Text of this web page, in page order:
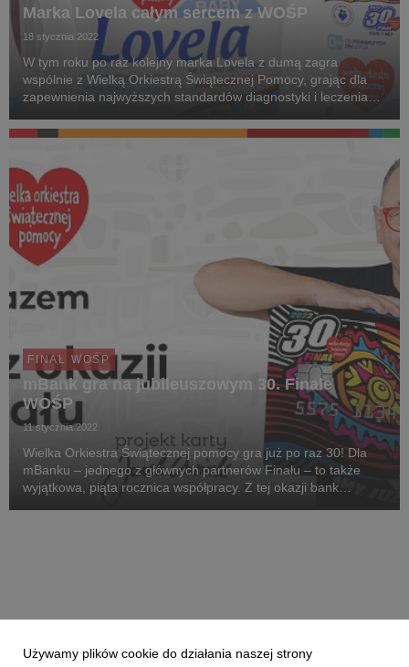
Marka Lovela całym sercem z WOŚP
18 stycznia 2022
W tym roku po raz kolejny marka Lovela z dumą zagra
wspólnie z Wielką Orkiestrą Świątecznej Pomocy, grając dla
zapewnienia najwyższych standardów diagnostyki i leczenia
pacjentów potrzebuje leczenia, które ma urat...
FINAŁ WOŚP
mBank gra na jubileuszowym 30. Finale
WOŚP
11 stycznia 2022
Wielka Orkiestra Świątecznej pomocy gra już po raz 30! Dla
mBanku – jednego z głównych partnerów Finału – to także
wyjątkowa, piąta rocznica współpracy. Z tej okazji bank
Używamy plików cookie do działania naszej strony